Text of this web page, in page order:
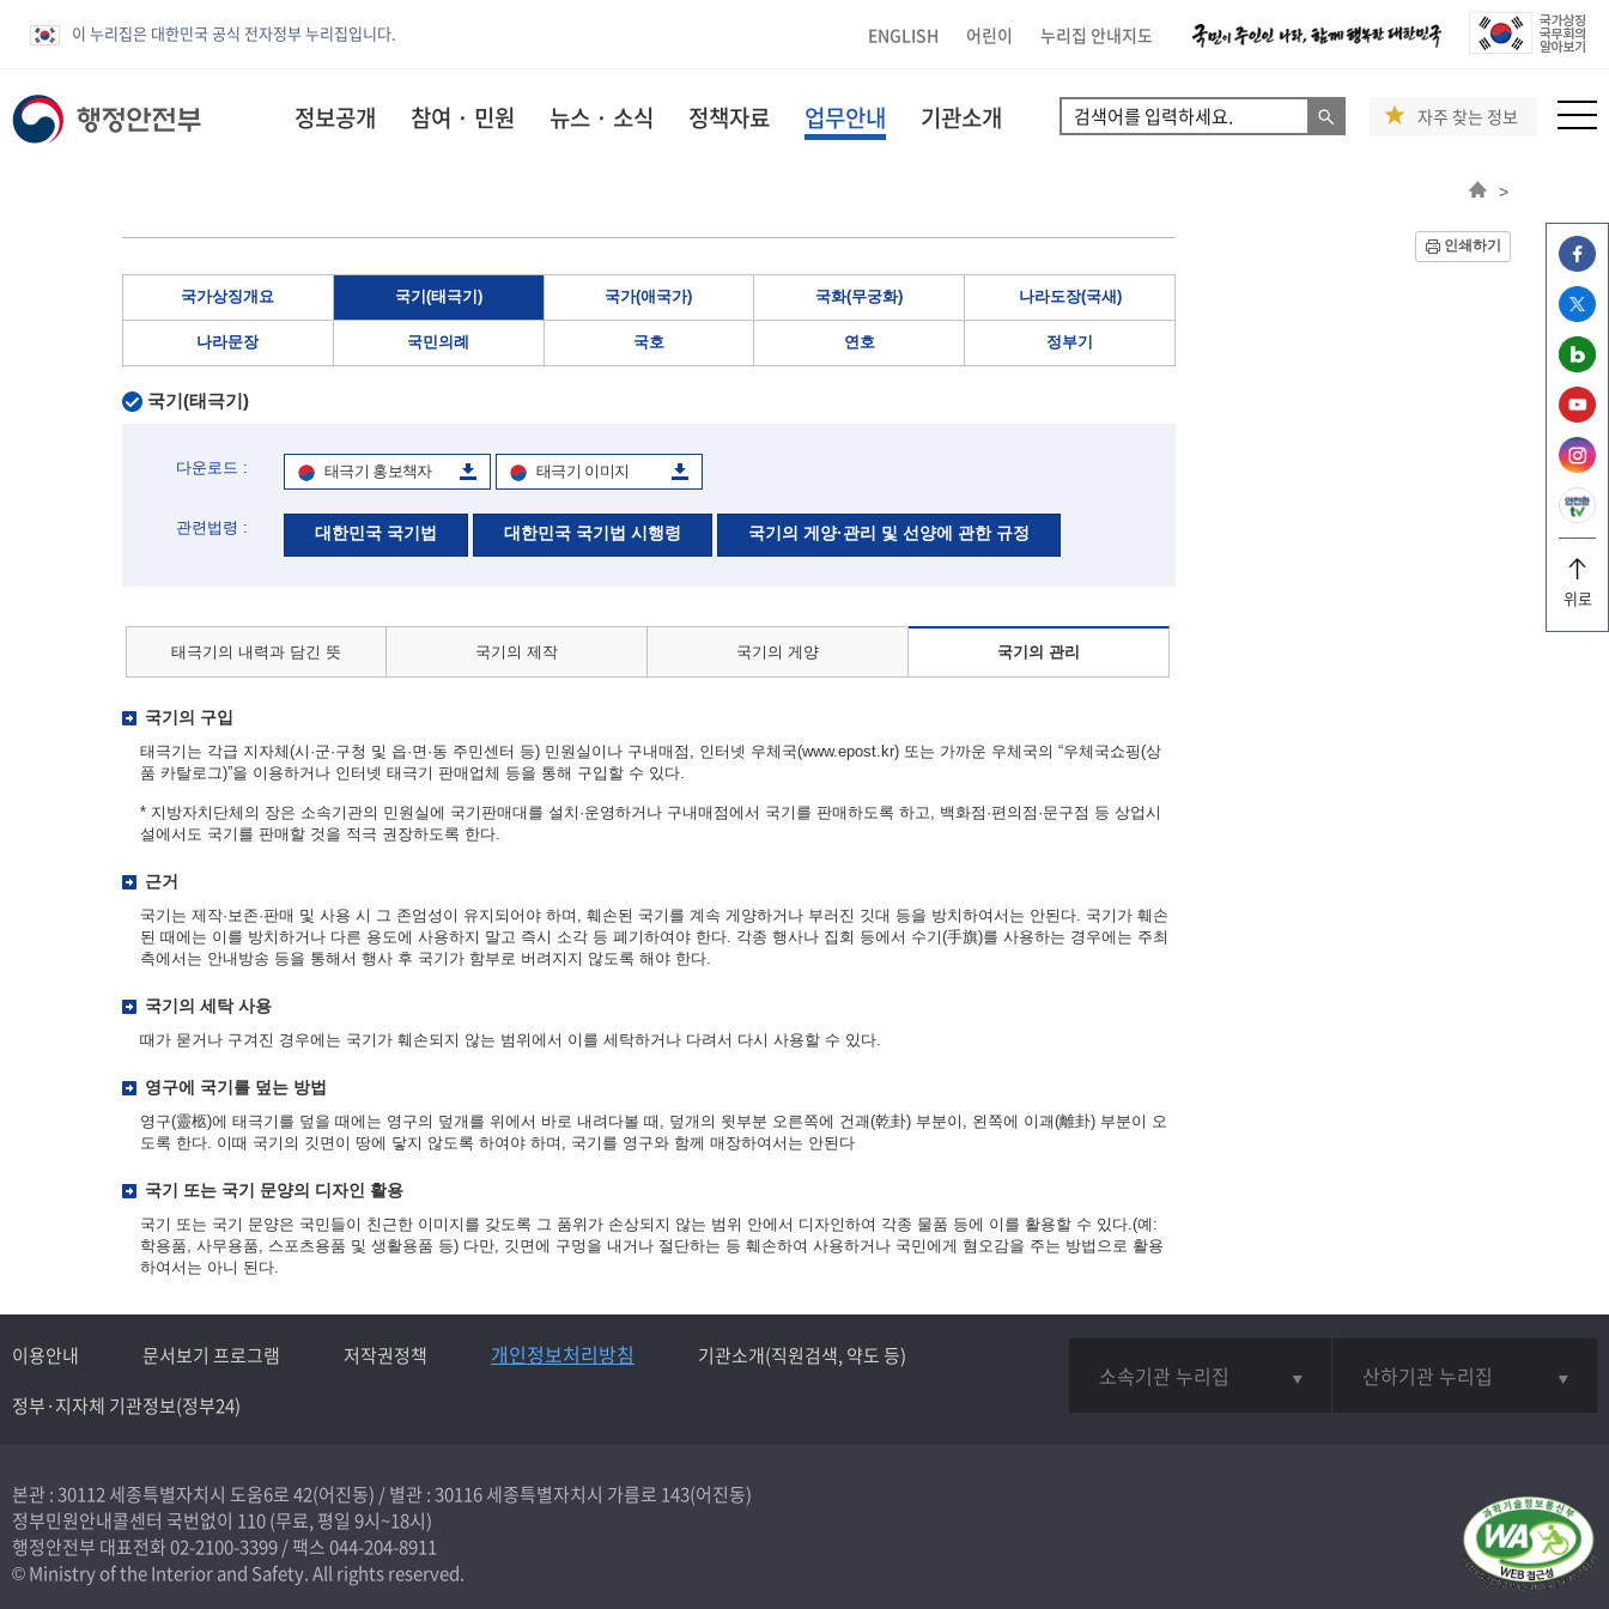
이 누리집은 대한민국 공식 전자정부 누리집입니다. ENGLISH 어린이 누리집 안내지도
위로
정보공개 참여 · 민원 뉴스 · 소식 정책자료 업무안내 기관소개 자주 찾는 정보
>
인쇄하기
국가상징개요 국기(태극기) 국가(애국가) 국화(무궁화) 나라도장(국새)
나라문장 국민의례 국호 연호 정부기
국기(태극기)
다운로드 : 태극기 홍보책자 태극기 이미지
관련법령 : 대한민국 국기법 대한민국 국기법 시행령 국기의 게양·관리 및 선양에 관한 규정
태극기의 내력과 담긴 뜻 국기의 제작 국기의 게양 국기의 관리
국기의 구입
태극기는 각급 지자체(시·군·구청 및 읍·면·동 주민센터 등) 민원실이나 구내매점, 인터넷 우체국(www.epost.kr) 또는 가까운 우체국의 “우체국쇼핑(상
품 카탈로그)”을 이용하거나 인터넷 태극기 판매업체 등을 통해 구입할 수 있다.
* 지방자치단체의 장은 소속기관의 민원실에 국기판매대를 설치·운영하거나 구내매점에서 국기를 판매하도록 하고, 백화점·편의점·문구점 등 상업시
설에서도 국기를 판매할 것을 적극 권장하도록 한다.
근거
국기는 제작·보존·판매 및 사용 시 그 존엄성이 유지되어야 하며, 훼손된 국기를 계속 게양하거나 부러진 깃대 등을 방치하여서는 안된다. 국기가 훼손
된 때에는 이를 방치하거나 다른 용도에 사용하지 말고 즉시 소각 등 폐기하여야 한다. 각종 행사나 집회 등에서 수기(手旗)를 사용하는 경우에는 주최
측에서는 안내방송 등을 통해서 행사 후 국기가 함부로 버려지지 않도록 해야 한다.
국기의 세탁 사용
때가 묻거나 구겨진 경우에는 국기가 훼손되지 않는 범위에서 이를 세탁하거나 다려서 다시 사용할 수 있다.
영구에 국기를 덮는 방법
영구(靈柩)에 태극기를 덮을 때에는 영구의 덮개를 위에서 바로 내려다볼 때, 덮개의 윗부분 오른쪽에 건괘(乾卦) 부분이, 왼쪽에 이괘(離卦) 부분이 오
도록 한다. 이때 국기의 깃면이 땅에 닿지 않도록 하여야 하며, 국기를 영구와 함께 매장하여서는 안된다
국기 또는 국기 문양의 디자인 활용
국기 또는 국기 문양은 국민들이 친근한 이미지를 갖도록 그 품위가 손상되지 않는 범위 안에서 디자인하여 각종 물품 등에 이를 활용할 수 있다.(예:
학용품, 사무용품, 스포츠용품 및 생활용품 등) 다만, 깃면에 구멍을 내거나 절단하는 등 훼손하여 사용하거나 국민에게 혐오감을 주는 방법으로 활용
하여서는 아니 된다.
이용안내 문서보기 프로그램 저작권정책 개인정보처리방침
기관소개(직원검색, 약도 등)
정부·지자체 기관정보(정부24)
소속기관 누리집 산하기관 누리집
본관 : 30112 세종특별자치시 도움6로 42(어진동) /별관 : 30116 세종특별자치시 가름로 143(어진동)
정부민원안내콜센터 국번없이 110(무료, 평일 9시~18시)
행정안전부 대표전화02-2100-3399/ 팩스 044-204-8911
© Ministry of the Interior and Safety. All rights reserved.